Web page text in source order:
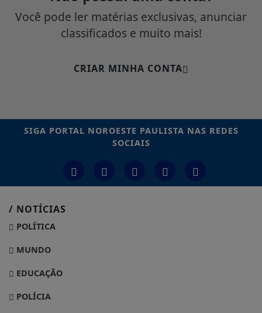
Você pode ler matérias exclusivas, anunciar
classificados e muito mais!
CRIAR MINHA CONTA
SIGA PORTAL NOROESTE PAULISTA NAS REDES
SOCIAIS
/ NOTÍCIAS
POLÍTICA
MUNDO
EDUCAÇÃO
POLÍCIA